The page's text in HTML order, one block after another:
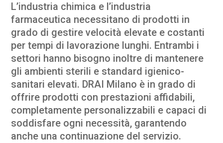
L’industria chimica e l’industria
farmaceutica necessitano di prodotti in
grado di gestire velocità elevate e costanti
per tempi di lavorazione lunghi. Entrambi i
settori hanno bisogno inoltre di mantenere
gli ambienti sterili e standard igienico-
sanitari elevati. DRAI Milano è in grado di
offrire prodotti con prestazioni affidabili,
completamente personalizzabili e capaci di
soddisfare ogni necessità, garantendo
anche una continuazione del servizio.